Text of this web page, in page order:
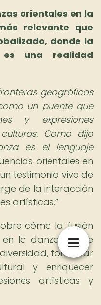
orientales en la
relevante que
donde la
es una realidad
geográficas
un puente que
y expresiones
Como dijo
es el lenguaje
orientales en
testimonio vivo de
de la interacción
artísticas.
cómo la fusión
en la danza puede
fomentar
y enriquecer
artísticas y